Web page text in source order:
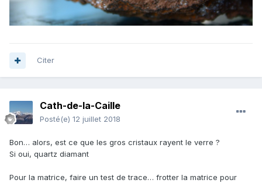
Citer
Cath-de-la-Caille
Posté(e) 12 juillet 2018
Bon… alors, est ce que les gros cristaux rayent le verre ?
Si oui, quartz diamant
Pour la matrice, faire un test de trace… frotter la matrice pour